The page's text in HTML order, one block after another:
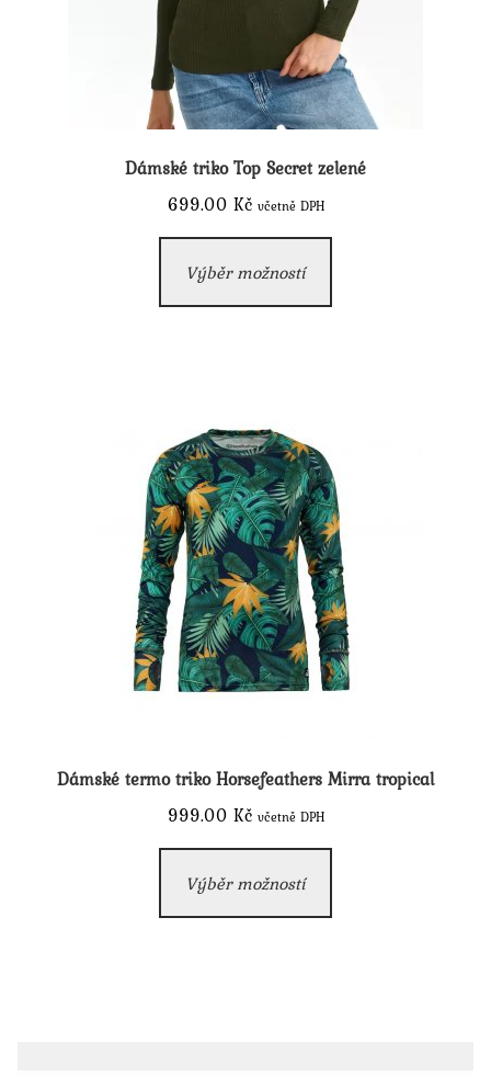
Dámské triko Top Secret zelené
699.00 Kč včetně DPH
Výběr možností
má
vybrat
na
stránce
produktu
Dámské termo triko Horsefeathers Mirra tropical
999.00 Kč včetně DPH
Výběr možností
má